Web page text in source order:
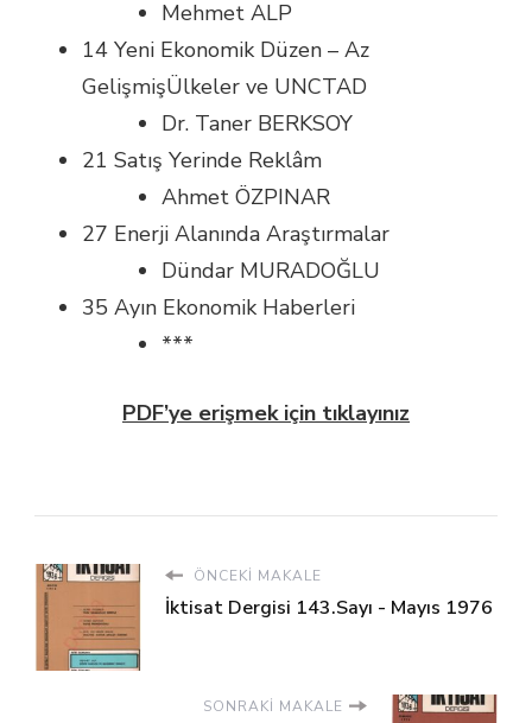
Mehmet ALP
14 Yeni Ekonomik Düzen – Az
GelişmişÜlkeler ve UNCTAD
Dr. Taner BERKSOY
21 Satış Yerinde Reklâm
Ahmet ÖZPINAR
27 Enerji Alanında Araştırmalar
Dündar MURADOĞLU
35 Ayın Ekonomik Haberleri
***
PDF’ye erişmek için tıklayınız
ÖNCEKI MAKALE
İktisat Dergisi 143.Sayı - Mayıs 1976
SONRAKI MAKALE